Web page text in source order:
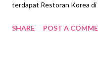
terdapat Restoran Korea di
tidak yakin dan was-was
masakan asli Korea dan
SHARE POST A